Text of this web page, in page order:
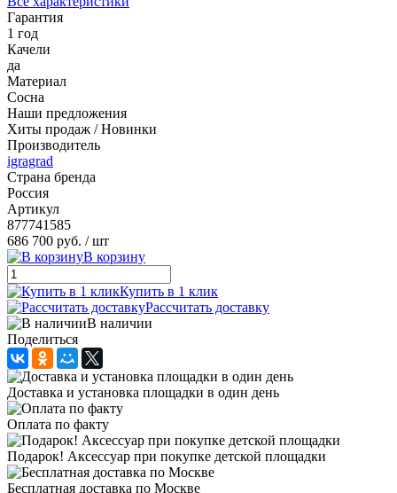
Гарантия
1 год
Качели
да
Материал
Сосна
Наши предложения
Хиты продаж / Новинки
Производитель
igragrad
Страна бренда
Россия
Артикул
877741585
686 700 руб. / шт
В корзину
Купить в 1 клик
Рассчитать доставку
В наличии
Поделиться
Доставка и установка площадки в один день
Оплата по факту
Подарок! Аксессуар при покупке детской площадки
Бесплатная доставка по Москве